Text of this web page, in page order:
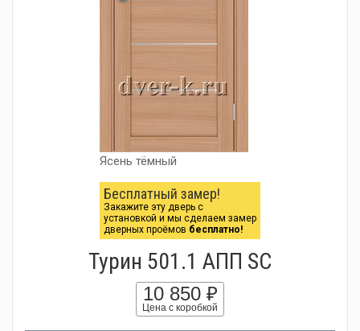
Ясень тёмный
Бесплатный замер!
Закажите эту дверь с
установкой и мы сделаем замер
дверных проёмов бесплатно!
Турин 501.1 АПП SC
10 850 ₽
Цена с коробкой